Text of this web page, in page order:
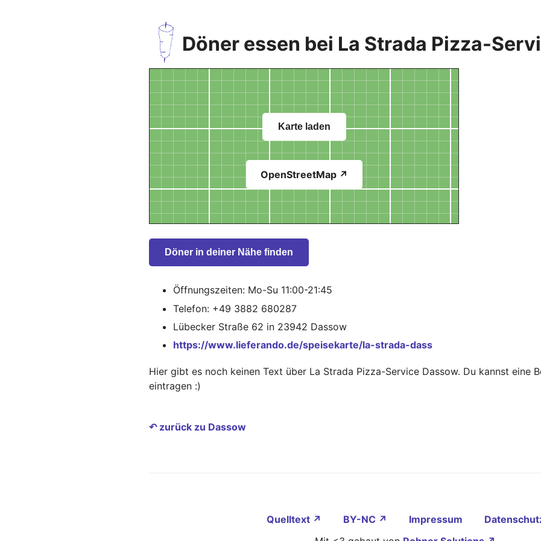
Döner essen bei La Strada Pizza-
Karte laden
OpenStreetMap ↗
Döner in deiner Nähe finden
Öffnungszeiten: Mo-Su 11:00-21:45
Telefon: +49 3882 680287
Lübecker Straße 62 in 23942 Dassow
https://www.lieferando.de/speisekarte/la-strada-dass
Hier gibt es noch keinen Text über La Strada Pizza-Service Dassow. Du kannst eine
eintragen :)
↶ zurück zu Dassow
Quelltext ↗ BY-NC ↗ Impressum